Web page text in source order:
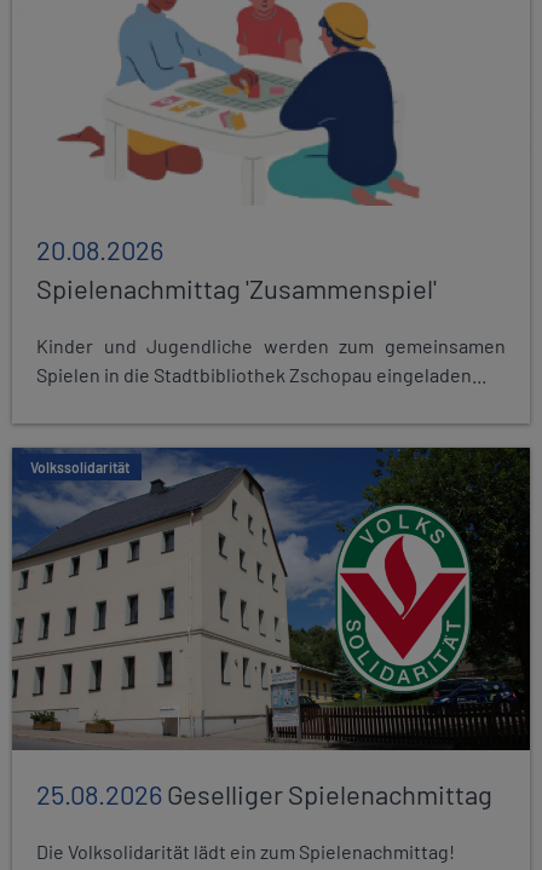
20.08.2026
Spielenachmittag 'Zusammenspiel'
Kinder und Jugendliche werden zum gemeinsamen
Spielen in die Stadtbibliothek Zschopau eingeladen...
Volkssolidarität
25.08.2026Geselliger Spielenachmittag
Die Volksolidarität lädt ein zum Spielenachmittag!